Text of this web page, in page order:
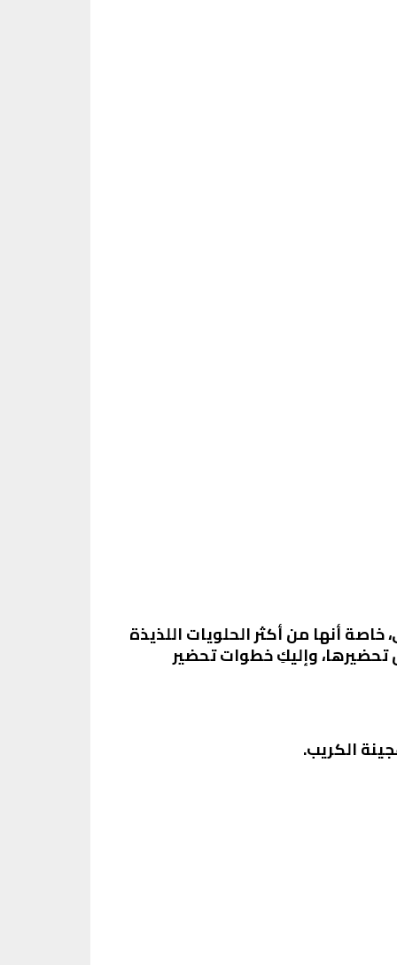
أنها من أكثر الحلويات اللذيذة
تحضيرها، وإليكِ خطوات تحضير
الكريب.